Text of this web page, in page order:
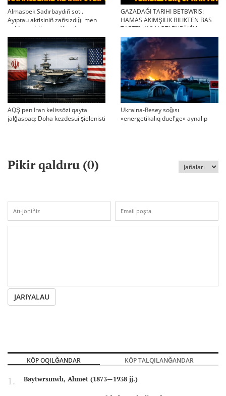
Almasbek Sadırbaydıñ sotı.
Ayıptau aktisiniñ zañsızdığı men
qoldan ösirilgen milliondar
GAZADAĞI TARIHI BETBWRIS:
HAMAS ÄKİMŞİLİK BILİKTEN BAS
TARTTI. AYMAQTI ENDİ KİM
BASQARADI?
AQŞ pen Iran kelissözi qayta
jalğaspaq: Doha kezdesui şielenisti
bäseñdete me?
Ukraina-Resey soğısı
«energetikalıq duel'ge» aynalıp
ketti
Pikir qaldıru (0)
JARIYALAU
KÖP OQILĞANDAR KÖP TALQILANĞANDAR
Baytwrsınwlı, Ahmet (1873—1938 jj.)